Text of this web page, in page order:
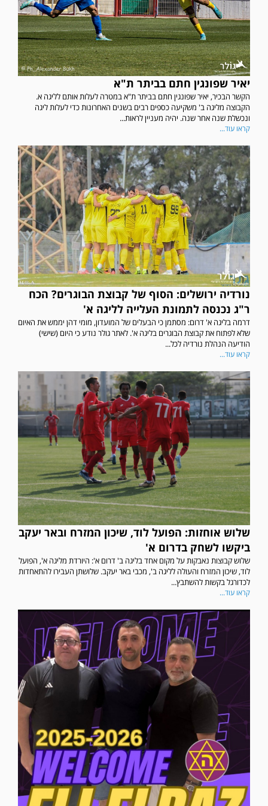
יאיר שפונגין חתם בביתר ת"א
הקשר הבכיר, יאיר שפונגין חתם בביתר ת"א במטרה לעלות אותם לליגה א.
הקבוצה מליגה ב' משקיעה כספים רבים בשנים האחרונות כדי לעלות ליגה
ונכשלת שנה אחר שנה. יהיה מעניין לראות...
קראו עוד...
נורדיה ירושלים: הסוף של קבוצת הבוגרים? הכח
ר"ג נכנסה לתמונת העלייה לליגה א'
דרמה בליגה א' דרום: מסתמן כי הבעלים של המועדון, מומי דהן יממש את האיום
שלא לפתוח את קבוצת הבוגרים בליגה א'. לאתר גולר נודע כי היום (שישי)
הודיעה הנהלת נורדיה לכל...
קראו עוד...
שלוש אוחזות: הפועל לוד, שיכון המזרח ובאר יעקב
ביקשו לשחק בדרום א'
שלוש קבוצות נאבקות על מקום אחד בליגה ב' דרום א': היורדת מליגה א', הפועל
לוד, שיכון המזרח והעולה לליגה ב', מכבי באר יעקב. שלושתן העבירו להתאחדות
לכדורגל בקשות להשתבץ...
קראו עוד...